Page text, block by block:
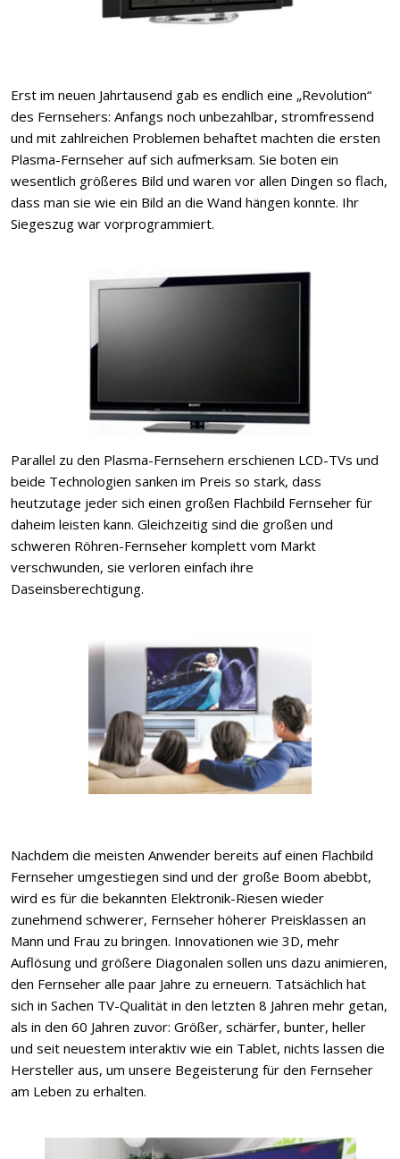
Erst im neuen Jahrtausend gab es endlich eine „Revolution“
des Fernsehers: Anfangs noch unbezahlbar, stromfressend
und mit zahlreichen Problemen behaftet machten die ersten
Plasma-Fernseher auf sich aufmerksam. Sie boten ein
wesentlich größeres Bild und waren vor allen Dingen so flach,
dass man sie wie ein Bild an die Wand hängen konnte. Ihr
Siegeszug war vorprogrammiert.
Parallel zu den Plasma-Fernsehern erschienen LCD-TVs und
beide Technologien sanken im Preis so stark, dass
heutzutage jeder sich einen großen Flachbild Fernseher für
daheim leisten kann. Gleichzeitig sind die großen und
schweren Röhren-Fernseher komplett vom Markt
verschwunden, sie verloren einfach ihre
Daseinsberechtigung.
Nachdem die meisten Anwender bereits auf einen Flachbild
Fernseher umgestiegen sind und der große Boom abebbt,
wird es für die bekannten Elektronik-Riesen wieder
zunehmend schwerer, Fernseher höherer Preisklassen an
Mann und Frau zu bringen. Innovationen wie 3D, mehr
Auflösung und größere Diagonalen sollen uns dazu animieren,
den Fernseher alle paar Jahre zu erneuern. Tatsächlich hat
sich in Sachen TV-Qualität in den letzten 8 Jahren mehr getan,
als in den 60 Jahren zuvor: Größer, schärfer, bunter, heller
und seit neuestem interaktiv wie ein Tablet, nichts lassen die
Hersteller aus, um unsere Begeisterung für den Fernseher
am Leben zu erhalten.